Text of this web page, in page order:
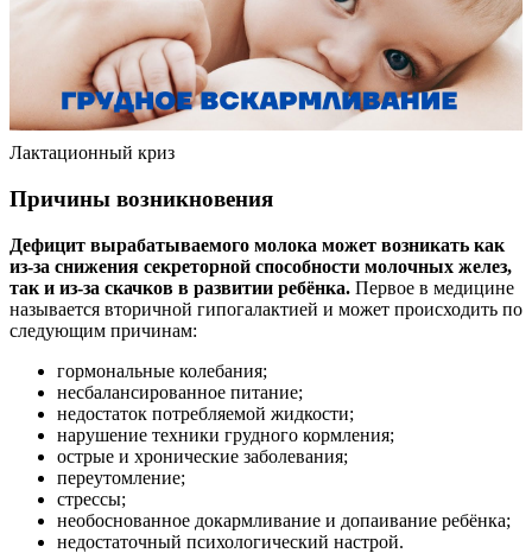
Лактационный криз
Причины возникновения
Дефицит вырабатываемого молока может возникать как
из-за снижения секреторной способности молочных желез,
так и из-за скачков в развитии ребёнка. Первое в медицине
называется вторичной гипогалактией и может происходить по
следующим причинам:
гормональные колебания;
несбалансированное питание;
недостаток потребляемой жидкости;
нарушение техники грудного кормления;
острые и хронические заболевания;
переутомление;
стрессы;
необоснованное докармливание и допаивание ребёнка;
недостаточный психологический настрой.